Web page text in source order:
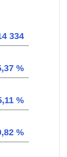
334
%
%
%